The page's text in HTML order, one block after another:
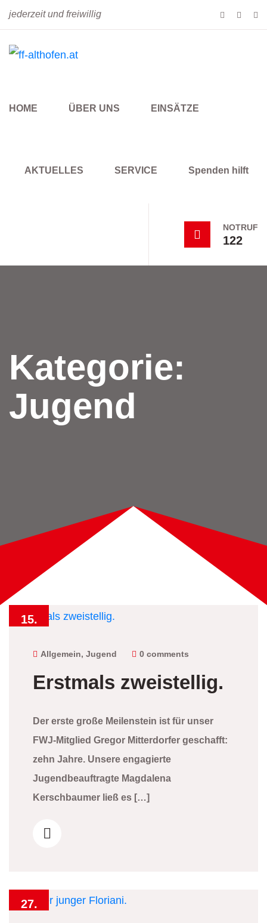
jederzeit und freiwillig
HOME ÜBER UNS EINSÄTZE
AKTUELLES SERVICE Spenden hilft
NOTRUF
122
Kategorie:
Jugend
15.
Allgemein, Jugend 0 comments
Erstmals zweistellig.
Der erste große Meilenstein ist für unser
FWJ-Mitglied Gregor Mitterdorfer geschafft:
zehn Jahre. Unsere engagierte
Jugendbeauftragte Magdalena
Kerschbaumer ließ es […]
27.